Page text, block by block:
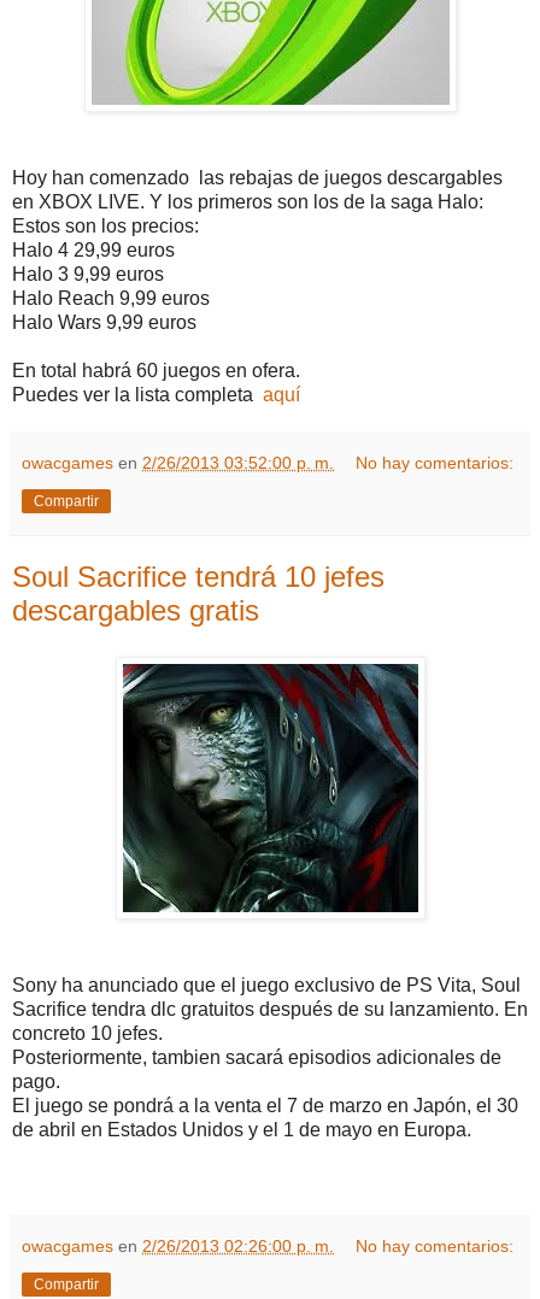
Hoy han comenzado las rebajas de juegos descargables
en XBOX LIVE. Y los primeros son los de la saga Halo:
Estos son los precios:
Halo 4 29,99 euros
Halo 3 9,99 euros
Halo Reach 9,99 euros
Halo Wars 9,99 euros
En total habrá 60 juegos en ofera.
Puedes ver la lista completa aquí
owacgames en 2/26/2013 03:52:00 p. m. No hay comentarios:
Compartir
Soul Sacrifice tendrá 10 jefes
descargables gratis
Sony ha anunciado que el juego exclusivo de PS Vita, Soul
Sacrifice tendra dlc gratuitos después de su lanzamiento. En
concreto 10 jefes.
Posteriormente, tambien sacará episodios adicionales de
pago.
El juego se pondrá a la venta el 7 de marzo en Japón, el 30
de abril en Estados Unidos y el 1 de mayo en Europa.
owacgames en 2/26/2013 02:26:00 p. m. No hay comentarios:
Compartir